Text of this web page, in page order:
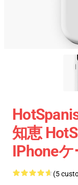
知恵
IPhoneケ
(5